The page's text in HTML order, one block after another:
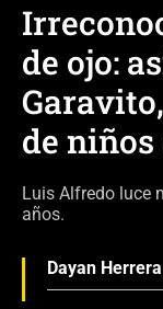
de ojo:
de
Luis Alfredo luce
años.
Dayan Herrera